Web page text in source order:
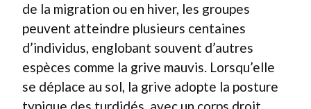
de la migration ou en hiver, les groupes
peuvent atteindre plusieurs centaines
d’individus, englobant souvent d’autres
espèces comme la grive mauvis. Lorsqu’elle
se déplace au sol, la grive adopte la posture